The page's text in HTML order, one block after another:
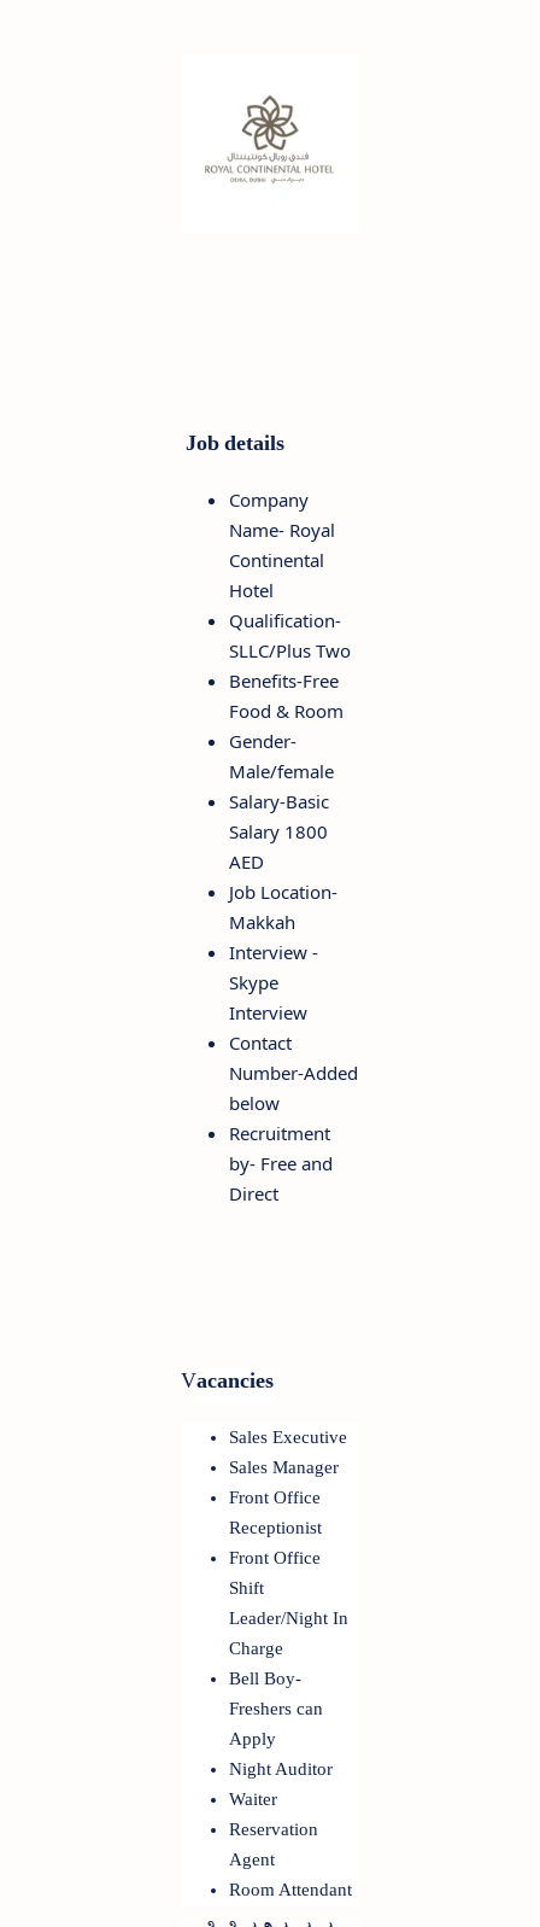
Job details
Company
Name- Royal
Continental
Hotel
Qualification-
SLLC/Plus Two
Benefits-Free
Food & Room
Gender-
Male/female
Salary-Basic
Salary 1800
AED
Job Location-
Makkah
Interview -
Skype
Interview
Contact
Number-Added
below
Recruitment
by- Free and
Direct
Vacancies
Sales Executive
Sales Manager
Front Office
Receptionist
Front Office
Shift
Leader/Night In
Charge
Bell Boy-
Freshers can
Apply
Night Auditor
Waiter
Reservation
Agent
Room Attendant